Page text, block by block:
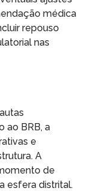
médica
repouso
nas
ao BRB, a
e
A
de
esfera distrital.